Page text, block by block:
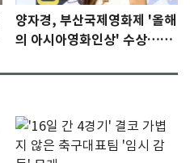
양자경, 부산국제영화제 '올해
의 아시아영화인상' 수상…15